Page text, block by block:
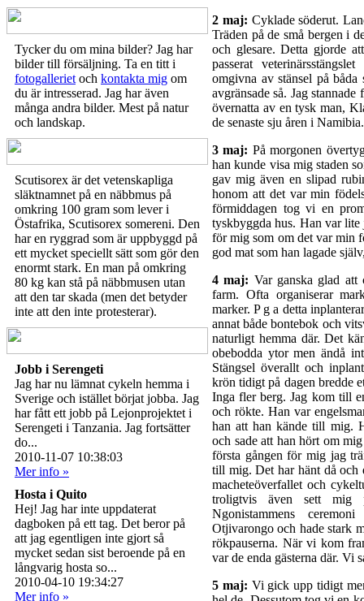
Tycker du om mina bilder? Jag har
bilder till försäljning. Ta en titt i
fotogalleriet och kontakta mig om
du är intresserad. Jag har även
många andra bilder. Mest på natur
och landskap.
Scutisorex är det vetenskapliga
släktnamnet på en näbbmus på
omkring 100 gram som lever i
Östafrika, Scutisorex somereni. Den
har en ryggrad som är uppbyggd på
ett mycket speciellt sätt som gör den
enormt stark. En man på omkring
80 kg kan stå på näbbmusen utan
att den tar skada (men det betyder
inte att den inte protesterar).
Jobb i Serengeti
Jag har nu lämnat cykeln hemma i
Sverige och istället börjat jobba. Jag
har fått ett jobb på Lejonprojektet i
Serengeti i Tanzania. Jag fortsätter
do...
2010-11-07 10:38:03
Mer info »
Hosta i Quito
Hej! Jag har inte uppdaterat
dagboken på ett tag. Det beror på
att jag egentligen inte gjort så
mycket sedan sist beroende på en
långvarig hosta so...
2010-04-10 19:34:27
Mer info »
2 maj: Cyklade söderut.
Träden på de små bergen i
och glesare. Detta gjorde
passerat
omgivna av stänsel på
avgränsade så. Jag
övernatta av en tysk man,
de senaste sju åren i Namibia.
3 maj: På morgonen
han kunde visa mig staden
gav mig även en slipad
honom att det var min
förmiddagen tog vi en
tyskbyggda hus. Han var
för mig som om det var min
god mat som han lagade
4 maj: Var ganska glad att
farm. Ofta organiserar
marker. P g a detta
annat både bontebok och
naturligt hemma där. Det
obebodda ytor men ändå
Stängsel överallt och
krön tidigt på dagen bredde
Inga fler berg. Jag kom till
och rökte. Han var
han att han kände till mig.
och sade att han hört om
första gången för mig jag
till mig. Det har hänt då och
macheteöverfallet och
troligtvis även sett mig
Ngonistammens
Otjivarongo och hade stark
rökpauserna. När vi kom
var de enda gästerna där. Vi
5 maj: Vi gick upp tidigt